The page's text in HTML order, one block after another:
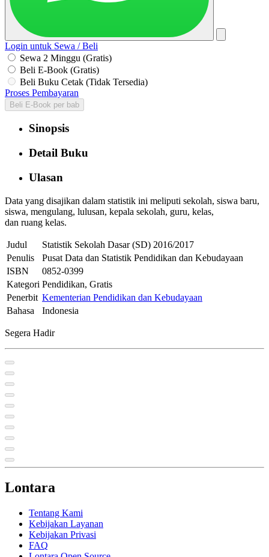
Login untuk Sewa / Beli
Sewa 2 Minggu (Gratis)
Beli E-Book (Gratis)
Beli Buku Cetak (Tidak Tersedia)
Proses Pembayaran
Beli E-Book per bab
Sinopsis
Detail Buku
Ulasan
Data yang disajikan dalam statistik ini meliputi sekolah, siswa baru,
siswa, mengulang, lulusan, kepala sekolah, guru, kelas,
dan ruang kelas.
Judul
Statistik Sekolah Dasar (SD) 2016/2017
Penulis
Pusat Data dan Statistik Pendidikan dan Kebudayaan
ISBN
0852-0399
Kategori Pendidikan, Gratis
Penerbit Kementerian Pendidikan dan Kebudayaan
Bahasa
Indonesia
Segera Hadir
Lontara
Tentang Kami
Kebijakan Layanan
Kebijakan Privasi
FAQ